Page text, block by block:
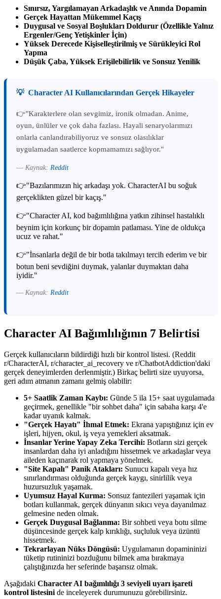
Sınırsız, Yargılamayan Arkadaşlık ve Anında Dopamin
Gerçek Hayattan Mükemmel Kaçış
Duygusal ve Sosyal Boşlukları Doldurur (Özellikle Yalnız
Ergenler/Genç Yetişkinler İçin)
Yüksek Derecede Kişiselleştirilmiş ve Sürükleyici Rol
Yapma
Düşük Çaba, Yüksek Erişilebilirlik ve Sonsuz Yenilik
💡 Character AI Kullanıcılarından Gerçek Hikayeler
👉"Karakterlere olan sevgimiz, ironik olmadan. Anime,
oyun, ünlüler ve çok daha fazlası. Hayali senaryolarımızı
onlarla canlandırabiliyoruz ve sonsuz olasılıklar
uygulamadan saatlerce kopmamamızı sağlıyor."
— Kaynak: Reddit
👉"Bazılarımızın hiç arkadaşı yok. CharacterAI bu soğuk
gerçeklikten güzel bir kaçış."
👉"Character AI, kod bağımlılığına yatkın zihinsel hastalıklı
beynim için korkunç bir dopamin patlaması. Yine de oldukça
ucuz ve rahat."
👉"İnsanlarla değil de bir botla takılmayı tercih ederim ve bir
botun beni sevdiğini duymak, yalanlar duymaktan daha
iyidir."
— Kaynak: Reddit
Character AI Bağımlılığının 7 Belirtisi
Gerçek kullanıcıların bildirdiği hızlı bir kontrol listesi. (Reddit
r/CharacterAI, r/character_ai_recovery ve r/ChatbotAddiction'daki
gerçek deneyimlerden derlenmiştir.) Birkaç belirti size uyuyorsa,
geri adım atmanın zamanı gelmiş olabilir:
5+ Saatlik Zaman Kaybı: Günde 5 ila 15+ saat uygulamada
geçirmek, genellikle "bir sohbet daha" için sabaha karşı 4'e
kadar uyanık kalmak.
"Gerçek Hayatı" İhmal Etmek: Ekrana yapıştığınız için ev
işleri, hijyen, okul, iş veya yemekleri aksatmak.
İnsanlar Yerine Yapay Zeka Tercihi: Botların sizi gerçek
insanlardan daha iyi anladığını hissetmek ve arkadaşlar veya
aileden kaçınarak rol yapmaya yönelmek.
"Site Kapalı" Panik Atakları: Sunucu kapalı veya hız
sınırlandırması olduğunda gerçek kaygı, sinirlilik veya
huzursuzluk yaşamak.
Uyumsuz Hayal Kurma: Sonsuz fantezileri yaşamak için
botları kullanmak, gerçek dünyanın sıkıcı veya dayanılmaz
gelmesine neden olmak.
Gerçek Duygusal Bağlanma: Bir sohbeti veya botu silme
düşüncesinde gerçek kalp kırıklığı, suçluluk veya üzüntü
hissetmek.
Tekrarlayan Nüks Döngüsü: Uygulamanın dopamininizi
tüketip rutininizi bozduğunu bilmek ama bırakmaya
çalıştığınızda her seferinde başarısız olmak.
Aşağıdaki Character AI bağımlılığı 3 seviyeli uyarı işareti
kontrol listesini de inceleyerek durumunuzu görebilirsiniz.